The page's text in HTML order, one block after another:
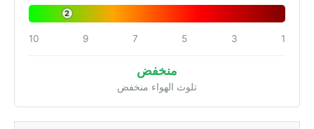
2
1
3
5
7
9
10
منخفض
تلوث الهواء منخفض